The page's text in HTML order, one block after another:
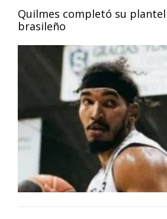
Quilmes completó su
brasileño